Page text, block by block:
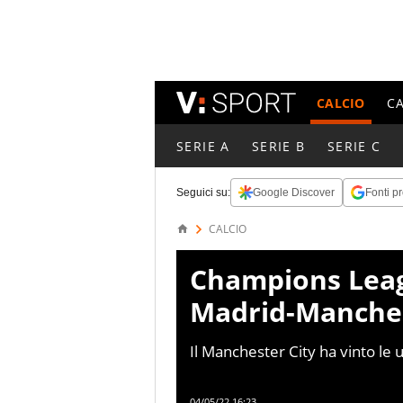
CALCIO
SERIE A SERIE B SERIE C
Seguici su: Google Discover Fonti
CALCIO
Champions
Madrid-
Il Manchester City ha vinto le
Blancos nelle competizione